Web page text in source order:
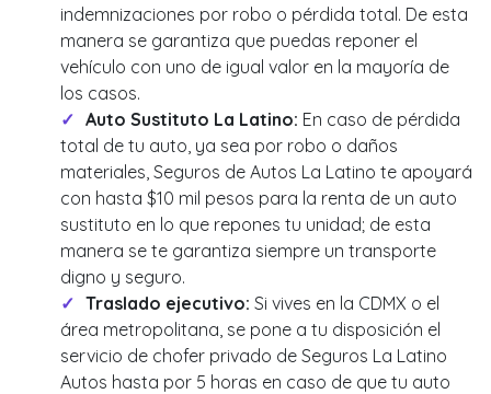
indemnizaciones por robo o pérdida total. De esta
manera se garantiza que puedas reponer el
vehículo con uno de igual valor en la mayoría de
los casos.
Auto Sustituto La Latino: En caso de pérdida
total de tu auto, ya sea por robo o daños
materiales, Seguros de Autos La Latino te apoyará
con hasta $10 mil pesos para la renta de un auto
sustituto en lo que repones tu unidad; de esta
manera se te garantiza siempre un transporte
digno y seguro.
Traslado ejecutivo: Si vives en la CDMX o el
área metropolitana, se pone a tu disposición el
servicio de chofer privado de Seguros La Latino
Autos hasta por 5 horas en caso de que tu auto